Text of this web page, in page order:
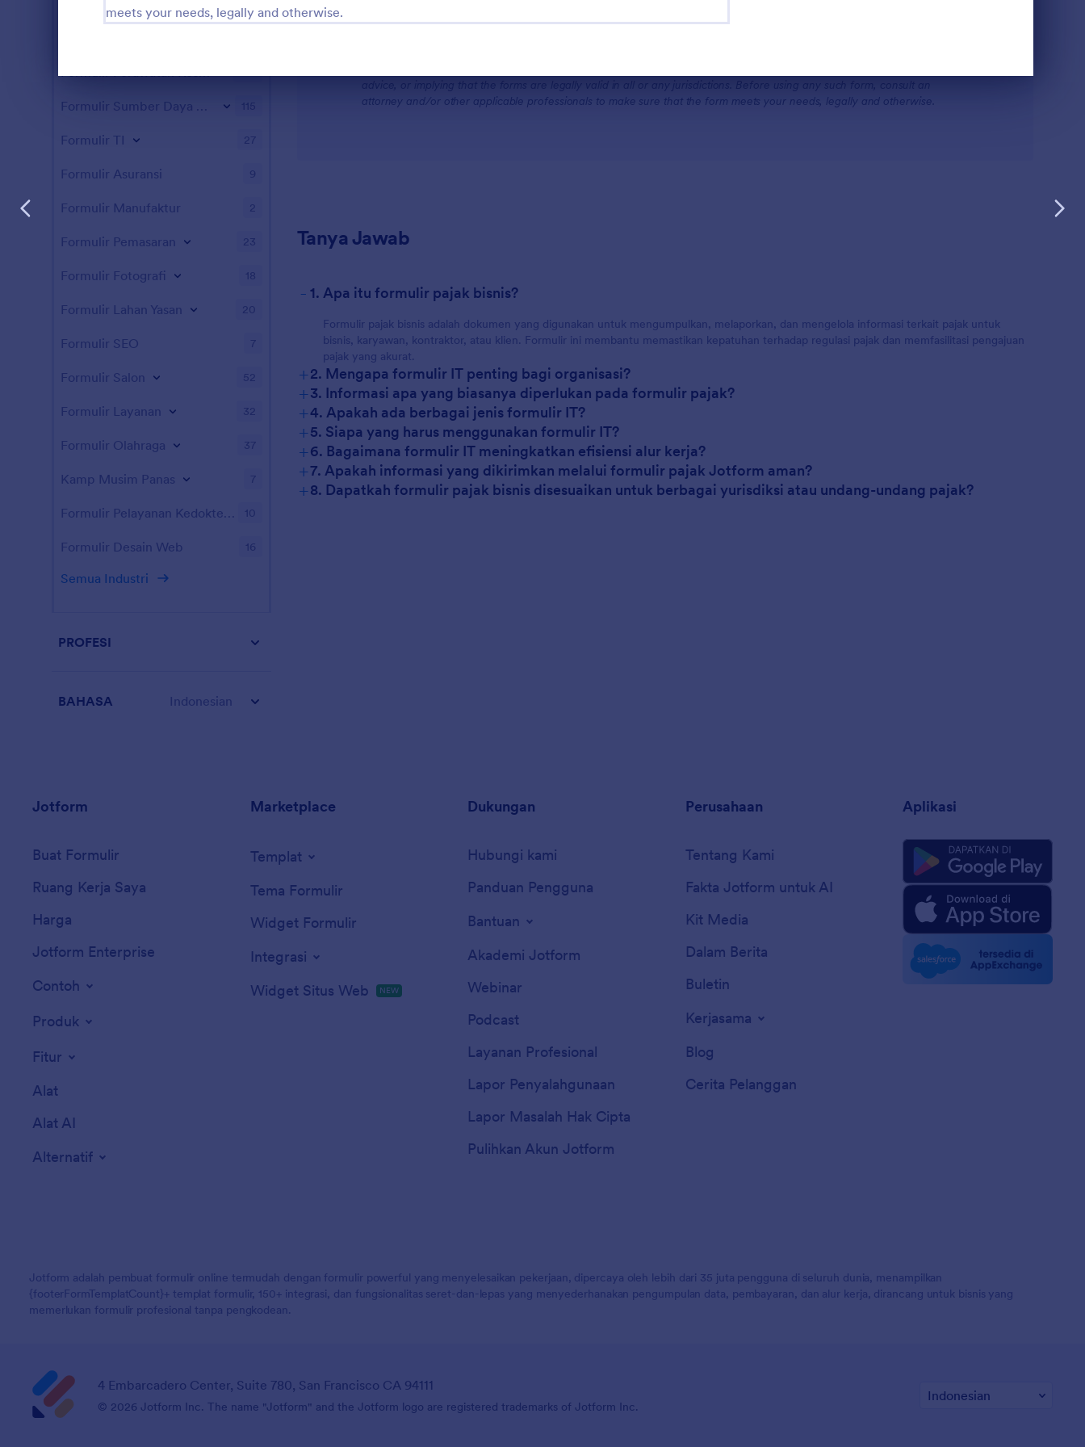
meets your needs, legally and otherwise.
advice, or implying that the forms are legally valid in all or any jurisdictions. Before using any such form, consult an
attorney and/or other applicable professionals to make sure that the form meets your needs, legally and otherwise.
Tanya Jawab
- 1. Apa itu formulir pajak bisnis?
Formulir pajak bisnis adalah dokumen yang digunakan untuk mengumpulkan, melaporkan, dan mengelola informasi terkait pajak untuk
bisnis, karyawan, kontraktor, atau klien. Formulir ini membantu memastikan kepatuhan terhadap regulasi pajak dan memfasilitasi pengajuan
pajak yang akurat.
+2. Mengapa formulir IT penting bagi organisasi?
+3. Informasi apa yang biasanya diperlukan pada formulir pajak?
+4. Apakah ada berbagai jenis formulir IT?
+5. Siapa yang harus menggunakan formulir IT?
+6. Bagaimana formulir IT meningkatkan efisiensi alur kerja?
+7. Apakah informasi yang dikirimkan melalui formulir pajak Jotform aman?
+8. Dapatkah formulir pajak bisnis disesuaikan untuk berbagai yurisdiksi atau undang-undang pajak?
Formulir Hiburan
Formulir Perawatan Kesehatan
115
Formulir TI 27
Formulir Asuransi 9
Formulir Manufaktur 2
Formulir Pemasaran 23
Formulir Fotografi 18
Formulir Lahan Yasan 20
Formulir SEO 7
Formulir Salon 52
Formulir Layanan 32
Formulir Olahraga 37
Kamp Musim Panas 7
Formulir Pelayanan Kedokteran Hewan 10
Formulir Desain Web 16
Semua Industri
PROFESI
BAHASA Indonesian
Jotform
Buat Formulir
Ruang Kerja Saya
Harga
Jotform Enterprise
Contoh
Produk
Fitur
Alat
Alat AI
Alternatif
Marketplace
Templat
Tema Formulir
Widget Formulir
Integrasi
Widget Situs Web
NEW
Dukungan
Hubungi kami
Panduan Pengguna
Bantuan
Akademi Jotform
Webinar
Podcast
Layanan Profesional
Lapor Penyalahgunaan
Lapor Masalah Hak Cipta
Pulihkan Akun Jotform
Perusahaan
Tentang Kami
Fakta Jotform untuk AI
Kit Media
Dalam Berita
Buletin
Kerjasama
Blog
Cerita Pelanggan
Aplikasi
Jotform adalah pembuat formulir online termudah dengan formulir powerful yang menyelesaikan pekerjaan, dipercaya oleh lebih dari 35 juta pengguna di seluruh dunia, menampilkan
{footerFormTemplatCount}+ templat formulir, 150+ integrasi, dan fungsionalitas seret-dan-lepas yang menyederhanakan pengumpulan data, pembayaran, dan alur kerja, dirancang untuk bisnis yang
memerlukan formulir profesional tanpa pengkodean.
4 Embarcadero Center, Suite 780, San Francisco CA 94111
© 2026 Jotform Inc. The name "Jotform" and the Jotform logo are registered trademarks of Jotform Inc.